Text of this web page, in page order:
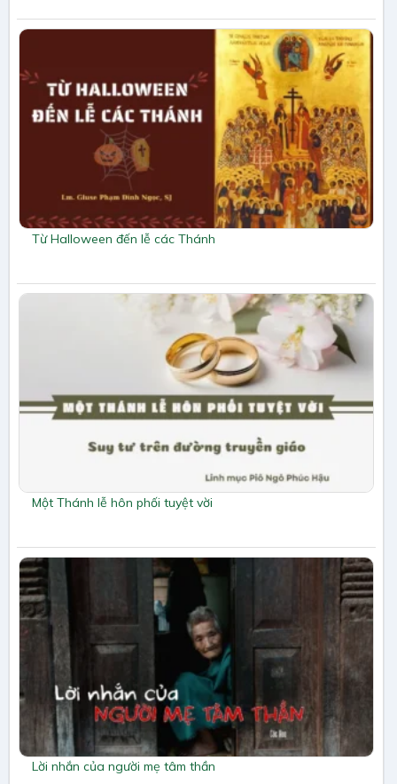
Từ Halloween đến lễ các Thánh
Một Thánh lễ hôn phối tuyệt vời
Lời nhắn của người mẹ tâm thần